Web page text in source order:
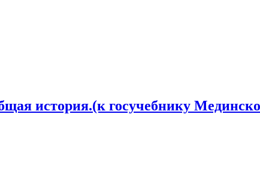
история.(к госучебнику